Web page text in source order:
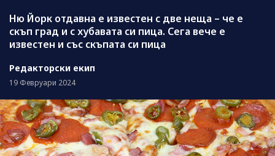
Ню Йорк отдавна е известен с две неща – че е
скъп град и с хубавата си пица. Сега вече е
известен и със скъпата си пица
Редакторски екип
19 Февруари 2024